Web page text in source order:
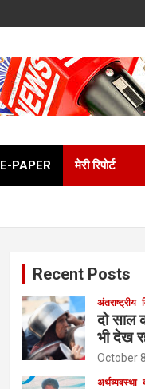
E-PAPER मेरी रिपोर्ट
Recent Posts
अंतराष्ट्रीय
दो साल
भी देख
October
अर्थव्यवस्था